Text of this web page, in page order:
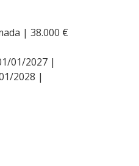
| 38.000 €
01/2027 |
2028 |